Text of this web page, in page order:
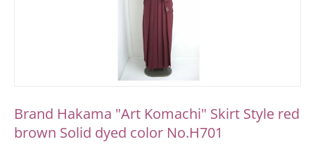
Brand Hakama "Art Komachi" Skirt Style red
brown Solid dyed color No.H701